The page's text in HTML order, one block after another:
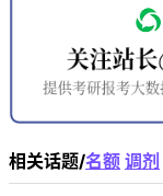
相关话题/名额 调剂